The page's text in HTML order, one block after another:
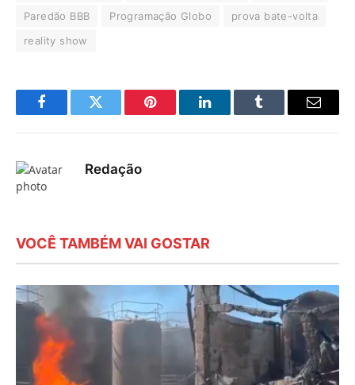
Paredão BBB
Programação Globo
prova bate-volta
reality show
FacebookTwitter Pinterest LinkedInTumblr
E-
Redação
VOCÊ TAMBÉM VAI GOSTAR